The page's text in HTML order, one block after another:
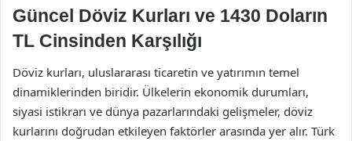
Güncel Döviz Kurları ve 1430 Doların
TL Cinsinden Karşılığı
Döviz kurları, uluslararası ticaretin ve yatırımın temel
dinamiklerinden biridir. Ülkelerin ekonomik durumları,
siyasi istikrarı ve dünya pazarlarındaki gelişmeler, döviz
kurlarını doğrudan etkileyen faktörler arasında yer alır. Türk